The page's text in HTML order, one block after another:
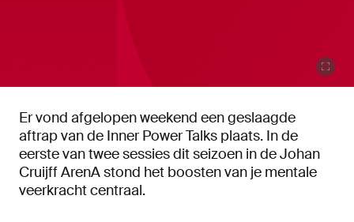
Er vond afgelopen weekend een geslaagde
aftrap van de Inner Power Talks plaats. In de
eerste van twee sessies dit seizoen in de Johan
Cruijff ArenA stond het boosten van je mentale
veerkracht centraal.